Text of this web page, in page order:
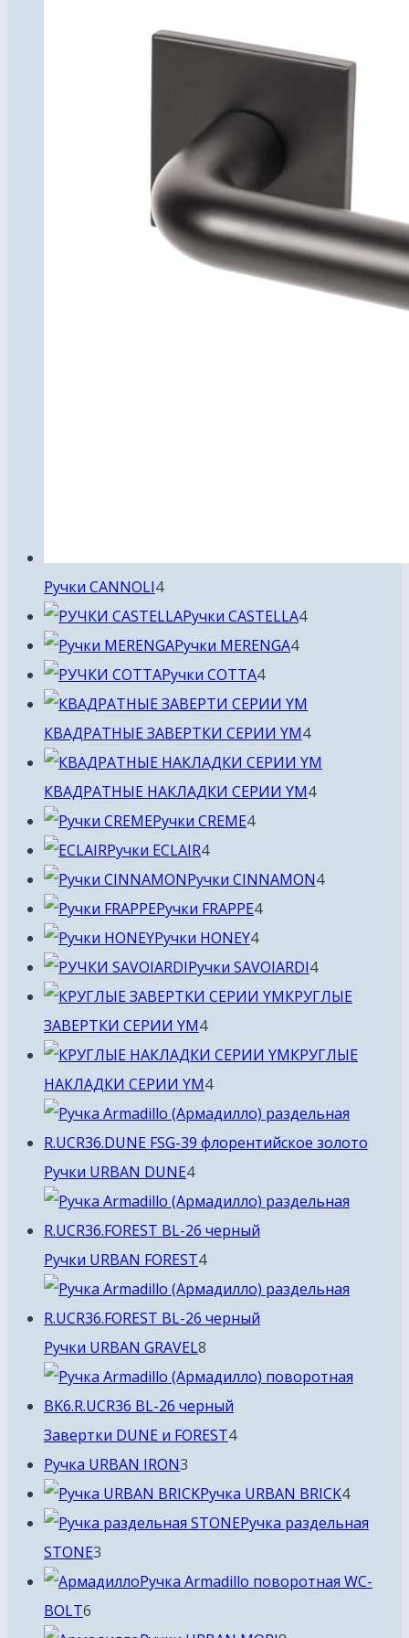
Ручки CANNOLI44
товара
Ручки CASTELLA44
Ручки MERENGA44
Ручки COTTA44
товара
КВАДРАТНЫЕ ЗАВЕРТКИ СЕРИИ YM44
товара
КВАДРАТНЫЕ НАКЛАДКИ СЕРИИ YM44
Ручки CREME44
Ручки ECLAIR44
товара
Ручки CINNAMON44
Ручки FRAPPE44
Ручки HONEY44
товара
Ручки SAVOIARDI44
товара
КРУГЛЫЕ
ЗАВЕРТКИ СЕРИИ YM44
товара
КРУГЛЫЕ
НАКЛАДКИ СЕРИИ YM44
товара
Ручки URBAN DUNE44
товара
Ручки URBAN FOREST44
товара
Ручки URBAN GRAVEL8
товаров
Завертки DUNE и FOREST44
Ручка URBAN IRON3
товара
Ручка URBAN BRICK44
товара
Ручка раздельная
STONE3
товараРучка Armadillo поворотная WC-
BOLT6